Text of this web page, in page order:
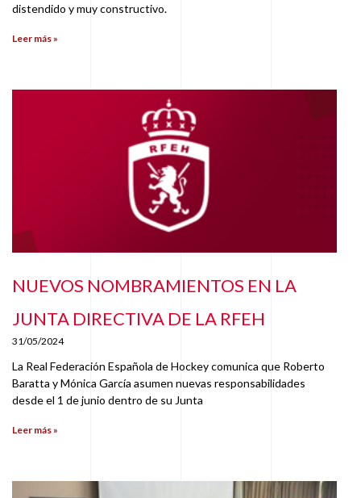
distendido y muy constructivo.
Leer más »
NUEVOS NOMBRAMIENTOS EN LA
JUNTA DIRECTIVA DE LA RFEH
31/05/2024
La Real Federación Española de Hockey comunica que Roberto
Baratta y Mónica García asumen nuevas responsabilidades
desde el 1 de junio dentro de su Junta
Leer más »